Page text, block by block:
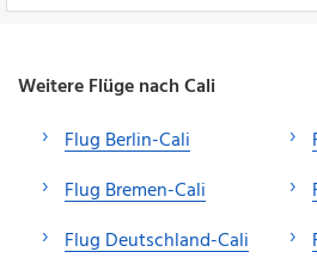
Weitere Flüge nach Cali
Flug Berlin-Cali
Flug Bremen-Cali
Flug Deutschland-Cali